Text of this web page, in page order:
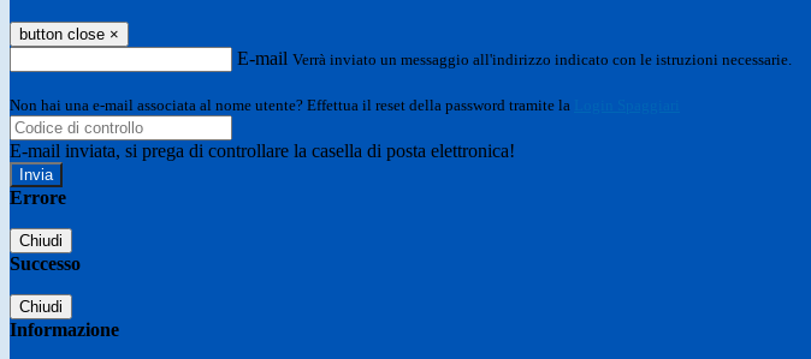
button close ×
E-mail Verrà inviato un messaggio all'indirizzo indicato con le istruzioni necessarie.
Non hai una e-mail associata al nome utente? Effettua il reset della password tramite la
E-mail inviata, si prega di controllare la casella di posta elettronica!
Errore
Chiudi
Successo
Chiudi
Informazione